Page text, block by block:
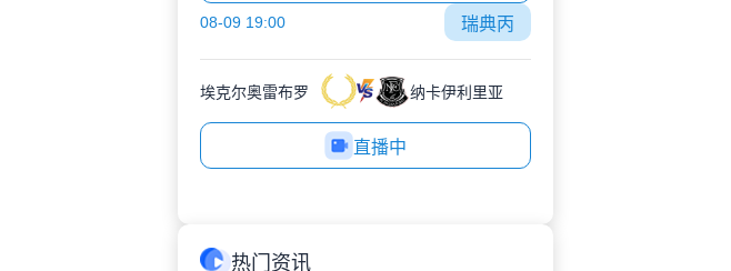
08-09 19:00 瑞典丙
埃克尔奥雷布罗 纳卡伊利里亚
直播中
热门资讯